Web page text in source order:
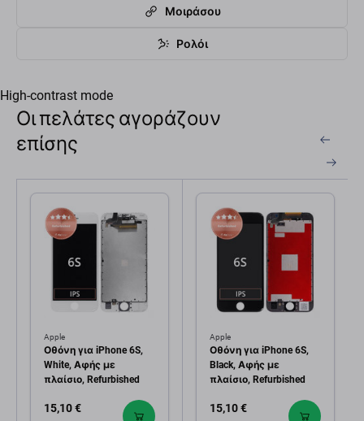
Μοιράσου
Ρολόι
High-contrast mode
Οι πελάτες αγοράζουν
επίσης
Apple
Οθόνη για iPhone 6S,
White, Αφής με
πλαίσιο, Refurbished
15,10 €
Apple
Οθόνη για iPhone 6S,
Black, Αφής με
πλαίσιο, Refurbished
15,10 €